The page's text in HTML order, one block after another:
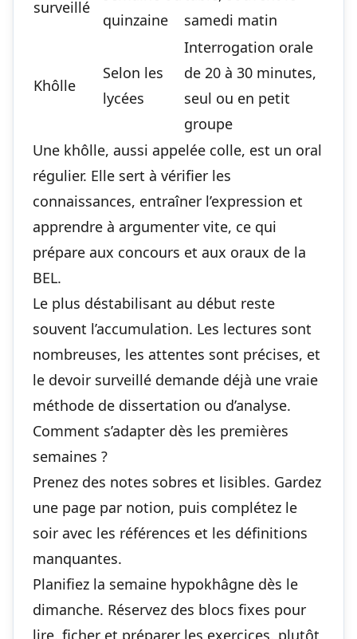
surveillé
quinzaine
samedi matin
Khôlle
Selon les
lycées
Interrogation orale
de 20 à 30 minutes,
seul ou en petit
groupe
Une khôlle, aussi appelée colle, est un oral
régulier. Elle sert à vérifier les
connaissances, entraîner l’expression et
apprendre à argumenter vite, ce qui
prépare aux concours et aux oraux de la
BEL.
Le plus déstabilisant au début reste
souvent l’accumulation. Les lectures sont
nombreuses, les attentes sont précises, et
le devoir surveillé demande déjà une vraie
méthode de dissertation ou d’analyse.
Comment s’adapter dès les premières
semaines ?
Prenez des notes sobres et lisibles. Gardez
une page par notion, puis complétez le
soir avec les références et les définitions
manquantes.
Planifiez la semaine hypokhâgne dès le
dimanche. Réservez des blocs fixes pour
lire, ficher et préparer les exercices, plutôt